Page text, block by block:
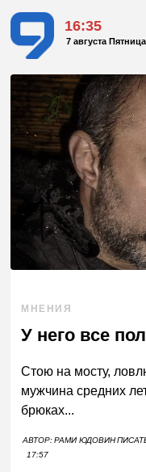
16:35
7 августа Пятница
МНЕНИЯ
У него все
Стою на мосту,
мужчина средних
брюках...
АВТОР:РАМИ ЮДОВИН
17:57